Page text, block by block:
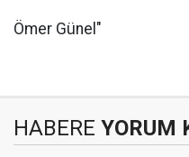
Ömer Günel"
HABERE YORUM